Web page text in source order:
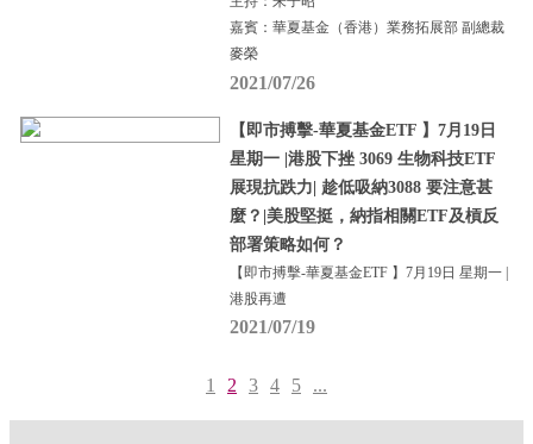
嘉賓：華夏基金（香港）業務拓展部 副總裁
麥榮
2021/07/26
【即市搏擊-華夏基金ETF 】7月19日
星期一 |港股下挫 3069 生物科技ETF
展現抗跌力| 趁低吸納3088 要注意甚
麼？|美股堅挺，納指相關ETF及槓反
部署策略如何？
【即市搏擊-華夏基金ETF 】7月19日 星期一 |
港股再遭
2021/07/19
1 2 3 4 5 ...